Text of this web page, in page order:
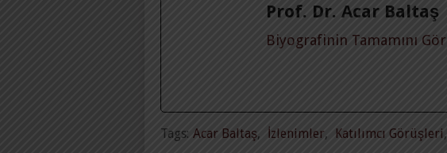
Prof. Dr. Acar Baltaş
Biyografinin Tamamını Gör
Tags: Acar Baltaş, İzlenimler, Katılımcı Görüşleri,